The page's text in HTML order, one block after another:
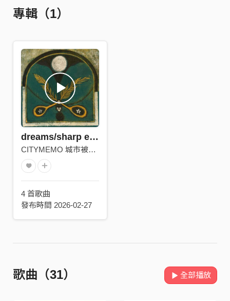
專輯（1）
dreams/sharp edges
CITYMEMO 城市被忘錄
4 首歌曲
發布時間 2026-02-27
歌曲（31） 全部播放